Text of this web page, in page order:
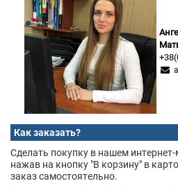
Как заказать?
Сделать покупку в нашем
нажав на кнопку "В корзину" в
заказ самостоятельно.